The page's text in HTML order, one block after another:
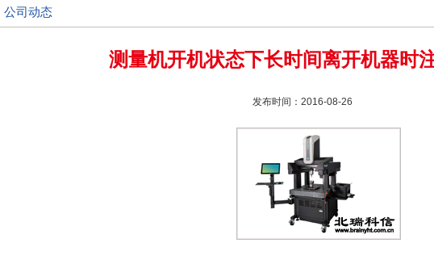
公司动态
测量机开机状态下长时间离开机器时
发布时间：2016-08-26